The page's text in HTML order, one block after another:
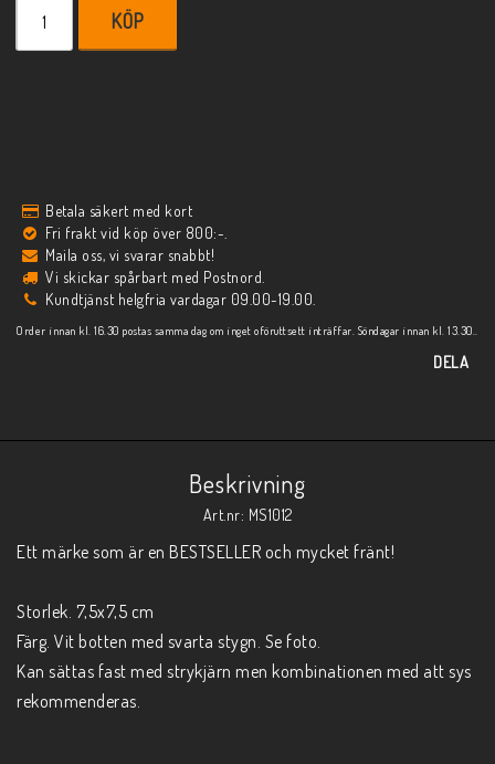
KÖP
Betala säkert med kort
Fri frakt vid köp över 800:-.
Maila oss, vi svarar snabbt!
Vi skickar spårbart med Postnord.
Kundtjänst helgfria vardagar 09.00-19.00.
Order innan kl. 16.30 postas samma dag om inget oföruttsett inträffar. Söndagar innan kl. 13.30..
DELA
Beskrivning
Art.nr: MS1012
Ett märke som är en BESTSELLER och mycket fränt!
Storlek. 7,5x7,5 cm
Färg. Vit botten med svarta stygn. Se foto.
Kan sättas fast med strykjärn men kombinationen med att sys
rekommenderas.